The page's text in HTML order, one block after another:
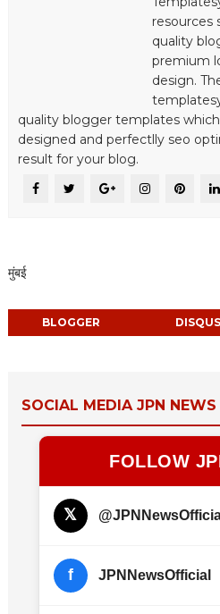
resources
quality
premium
design.
quality blogger templates
designed and perfectlly seo
result for your blog.
मुंबई
BLOGGER DISQUS
SOCIAL MEDIA JPN NEWS
FOLLOW
𝕏
f JPNNewsOfficial